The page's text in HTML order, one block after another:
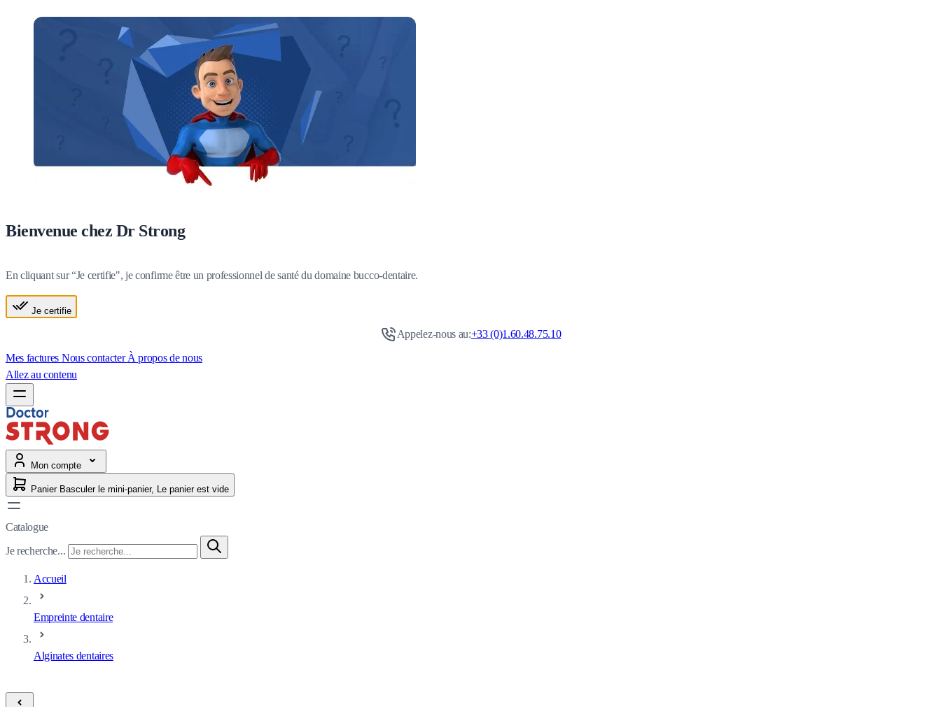
Bienvenue chez Dr Strong
En cliquant sur “Je certifie", je confirme être un professionnel de santé du domaine bucco-dentaire.
Je certifie
Appelez-nous au:+33 (0)1.60.48.75.10
Mes factures Nous contacterÀ propos de nous
Allez au contenu
Mon compte
Panier Basculer le mini-panier, Le panier est vide
Catalogue
Je recherche...
Accueil
Empreinte dentaire
Alginates dentaires